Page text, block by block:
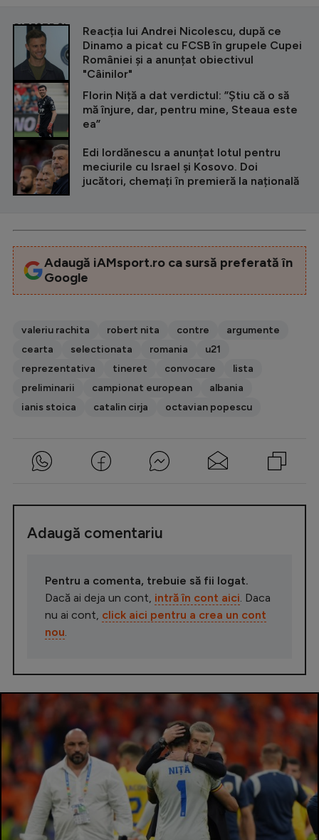
CITEȘTE ȘI
Reacția lui Andrei Nicolescu, după ce
Dinamo a picat cu FCSB în grupele Cupei
României și a anunțat obiectivul
"Câinilor"
Florin Niță a dat verdictul: ”Știu că o să
mă înjure, dar, pentru mine, Steaua este
ea”
Edi Iordănescu a anunțat lotul pentru
meciurile cu Israel și Kosovo. Doi
jucători, chemați în premieră la națională
Adaugă iAMsport.ro ca sursă preferată în
Google
valeriu rachita robert nita contre
argumente
cearta
selectionata romania
u21
reprezentativa
tineret convocare
lista
preliminarii
campionat european
albania
ianis stoica
catalin cirja octavian popescu
Adaugă comentariu
Pentru a comenta, trebuie să fii logat.
Dacă ai deja un cont, intră în cont aici . Daca
nu ai cont, click aici pentru a crea un cont
nou